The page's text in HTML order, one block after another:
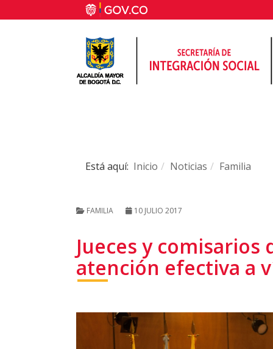
Está aquí: Inicio Noticias Familia
FAMILIA 10 JULIO 2017
Jueces y
atención efectiva a